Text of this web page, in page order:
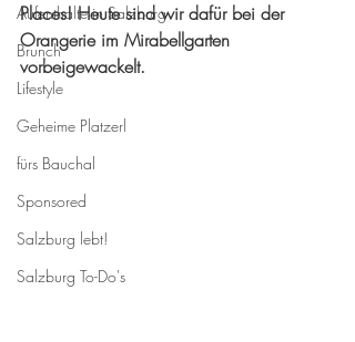
Aufenthalte in Salzburg
Brunch
Lifestyle
Geheime Platzerl
fürs Bauchal
Sponsored
Salzburg lebt!
Salzburg To-Do's
Places! Heute sind wir dafür bei der
Orangerie im Mirabellgarten
vorbeigewackelt.